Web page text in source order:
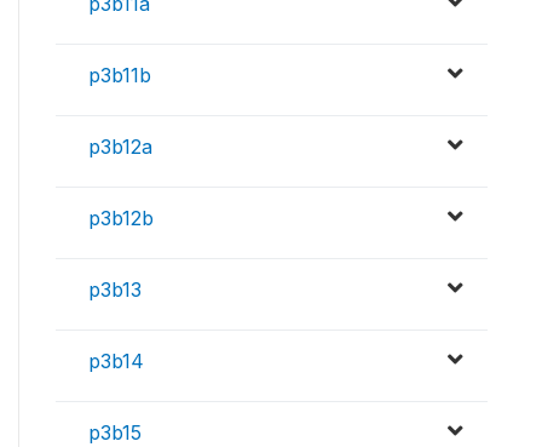
p3b11b
p3b12a
p3b12b
p3b13
p3b14
p3b15